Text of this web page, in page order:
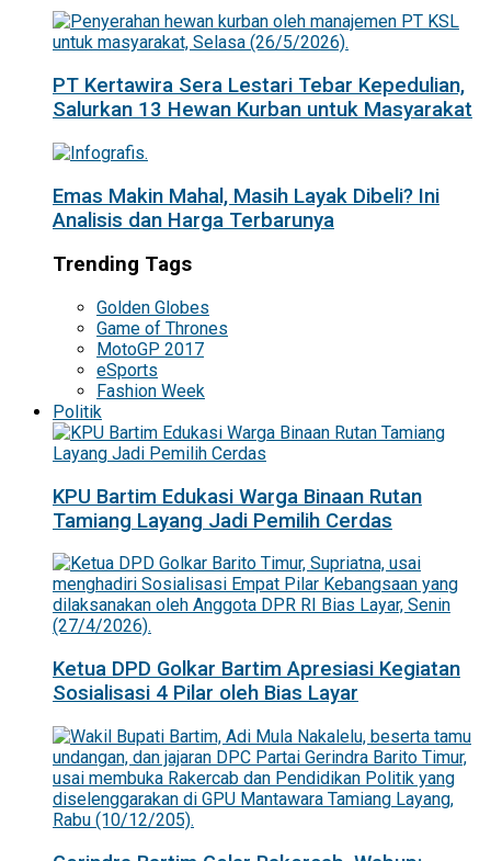
PT Kertawira Sera Lestari Tebar Kepedulian,
Salurkan 13 Hewan Kurban untuk Masyarakat
Emas Makin Mahal, Masih Layak Dibeli? Ini
Analisis dan Harga Terbarunya
Trending Tags
Golden Globes
Game of Thrones
MotoGP 2017
eSports
Fashion Week
Politik
KPU Bartim Edukasi Warga Binaan Rutan
Tamiang Layang Jadi Pemilih Cerdas
Ketua DPD Golkar Bartim Apresiasi Kegiatan
Sosialisasi 4 Pilar oleh Bias Layar